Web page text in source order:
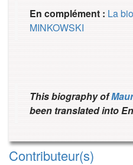
En complément : La
MINKOWSKI
This biography of
been translated into
Contributeur(s)